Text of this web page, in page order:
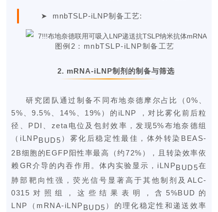
➤ mnbTSLP-iLNP制备工艺:
图例2：mnbTSLP-iLNP制备工艺
2. mRNA-iLNP制剂的制备与筛选
研究团队通过制备不同布地奈德摩尔占比（0%、
5%、9.5%、14%、19%）的iLNP ，对比雾化前后粒
径、PDI、zeta电位及包封效率，发现5%布地奈德组
（iLNPBUD5 ）雾化后稳定性最佳，体外转染BEAS-
2B细胞的EGFP阳性率最高（约72%），且转染效率依
赖GR介导的内吞作用。体内实验显示，iLNPBUD5在
肺部靶向性强，荧光信号显著高于其他制剂及ALC-
0315对照组，这些结果表明，含5%BUD的
LNP（mRNA-iLNPBUD5 ）的理化稳定性和递送效率